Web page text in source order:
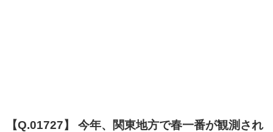
【Q.01727】 今年、関東地方で春一番が観測され